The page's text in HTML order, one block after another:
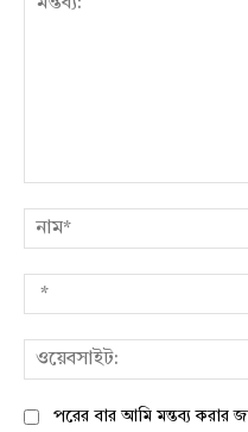
পরের বার আমি মন্তব্য করার